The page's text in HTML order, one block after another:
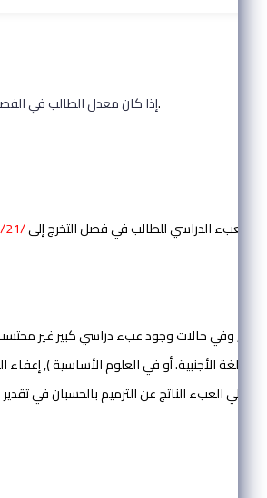
*إذا كان معدل الطالب فينقاط.
العبء الدراسي للطالب في فصل التخرج إلى/21/
وفي حالات وجود عبء دراسي كبير غير
في اللغة الأجنبية. أو في العلوم الأساسية ),